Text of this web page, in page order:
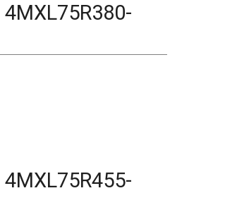
4MXL75R380-
4MXL75R455-